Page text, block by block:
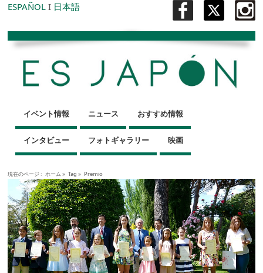
ESPAÑOL I 日本語
イベント情報 ニュース おすすめ情報
インタビュー フォトギャラリー 映画
現在のページ : ホーム » Tag » Premio